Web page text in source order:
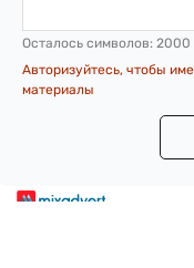
Осталось символов: 2000
Авторизуйтесь, чтобы
материалы